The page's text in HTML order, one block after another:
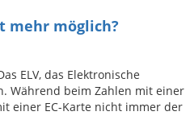
mehr möglich?
ELV, das Elektronische
Während beim Zahlen mit einer
einer EC-Karte nicht immer der